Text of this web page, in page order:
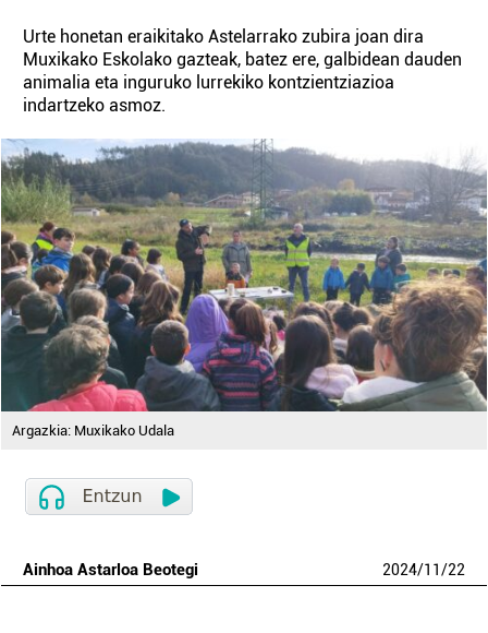
Urte honetan eraikitako Astelarrako zubira joan dira
Muxikako Eskolako gazteak, batez ere, galbidean dauden
animalia eta inguruko lurrekiko kontzientziazioa
indartzeko asmoz.
Argazkia: Muxikako Udala
Ainhoa Astarloa Beotegi 2024/11/22